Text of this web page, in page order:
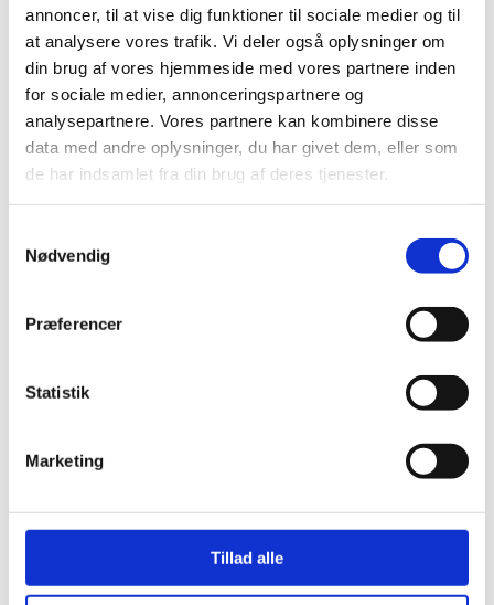
annoncer, til at vise dig funktioner til sociale medier og til
at analysere vores trafik. Vi deler også oplysninger om
din brug af vores hjemmeside med vores partnere inden
for sociale medier, annonceringspartnere og
analysepartnere. Vores partnere kan kombinere disse
data med andre oplysninger, du har givet dem, eller som
de har indsamlet fra din brug af deres tjenester.
Nødvendig
Præferencer
Statistik
Marketing
Tillad alle
SPECIFIKATIONER FÖR LÖSNINGEN
(IHXU)
HeatX Units
värmeåtervinning
där värmeväxlare, vattensystem och
Denna konstruktion gör installationen både enkel och
driftsäker, med minimal stilleståndstid i produktionen.
Det enda som krävs är anslutning av vatten och el –